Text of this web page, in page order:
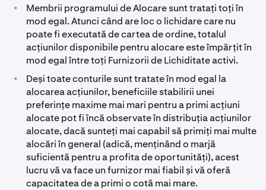
•
Membrii programului de Alocare sunt tratați toți în
mod egal. Atunci când are loc o lichidare care nu
poate fi executată de cartea de ordine, totalul
acțiunilor disponibile pentru alocare este împărțit în
mod egal între toți Furnizorii de Lichiditate activi.
•
Deși toate conturile sunt tratate în mod egal la
alocarea acțiunilor, beneficiile stabilirii unei
preferințe maxime mai mari pentru a primi acțiuni
alocate pot fi încă observate în distribuția acțiunilor
alocate, dacă sunteți mai capabil să primiți mai multe
alocări în general (adică, menținând o marjă
suficientă pentru a profita de oportunități), acest
lucru vă va face un furnizor mai fiabil și vă oferă
capacitatea de a primi o cotă mai mare.